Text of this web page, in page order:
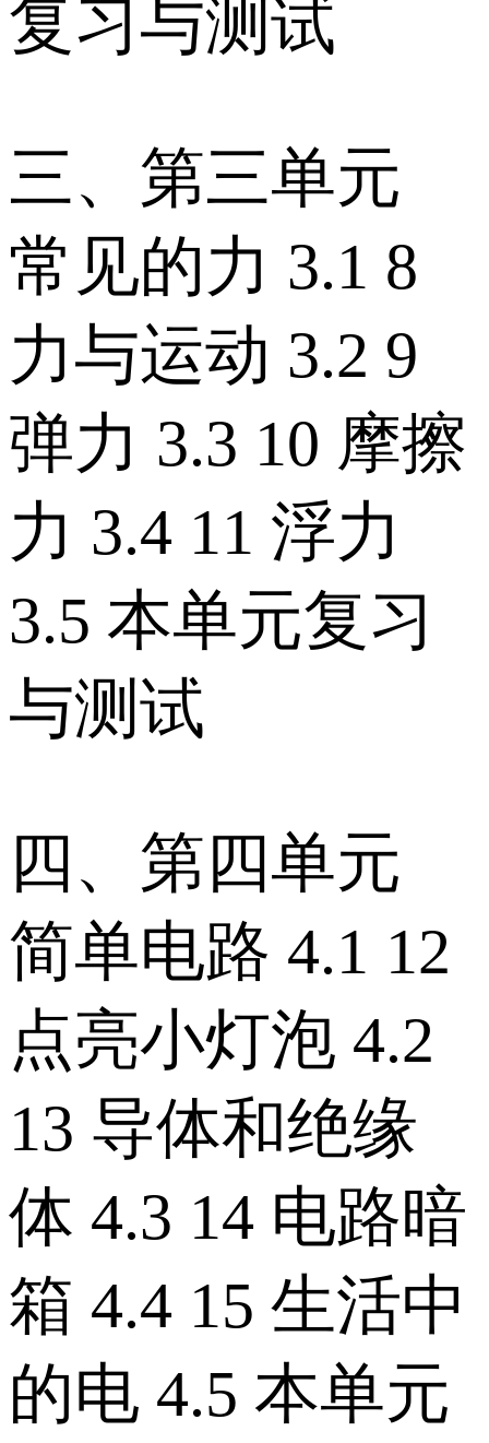
复习与测试
三、第三单元
常见的力 3.1 8
力与运动 3.2 9
弹力 3.3 10 摩擦
力 3.4 11 浮力
3.5 本单元复习
与测试
四、第四单元
简单电路 4.1 12
点亮小灯泡 4.2
13 导体和绝缘
体 4.3 14 电路暗
箱 4.4 15 生活中
的电 4.5 本单元